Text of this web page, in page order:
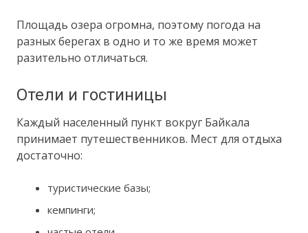
Площадь озера огромна, поэтому погода на
разных берегах в одно и то же время может
разительно отличаться.
Отели и гостиницы
Каждый населенный пункт вокруг Байкала
принимает путешественников. Мест для отдыха
достаточно:
туристические базы;
кемпинги;